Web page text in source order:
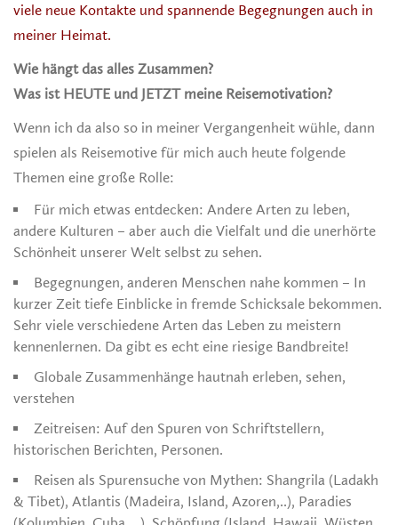
viele neue Kontakte und spannende Begegnungen auch in
meiner Heimat.
Wie hängt das alles Zusammen?
Was ist HEUTE und JETZT meine Reisemotivation?
Wenn ich da also so in meiner Vergangenheit wühle, dann
spielen als Reisemotive für mich auch heute folgende
Themen eine große Rolle:
Für mich etwas entdecken: Andere Arten zu leben,
andere Kulturen – aber auch die Vielfalt und die unerhörte
Schönheit unserer Welt selbst zu sehen.
Begegnungen, anderen Menschen nahe kommen – In
kurzer Zeit tiefe Einblicke in fremde Schicksale bekommen.
Sehr viele verschiedene Arten das Leben zu meistern
kennenlernen. Da gibt es echt eine riesige Bandbreite!
Globale Zusammenhänge hautnah erleben, sehen,
verstehen
Zeitreisen: Auf den Spuren von Schriftstellern,
historischen Berichten, Personen.
Reisen als Spurensuche von Mythen: Shangrila (Ladakh
& Tibet), Atlantis (Madeira, Island, Azoren,..), Paradies